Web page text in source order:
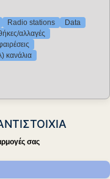
Radio stations
Data
αλλαγές
κανάλια
σας